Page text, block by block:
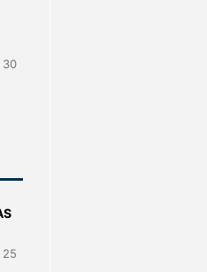
30
25